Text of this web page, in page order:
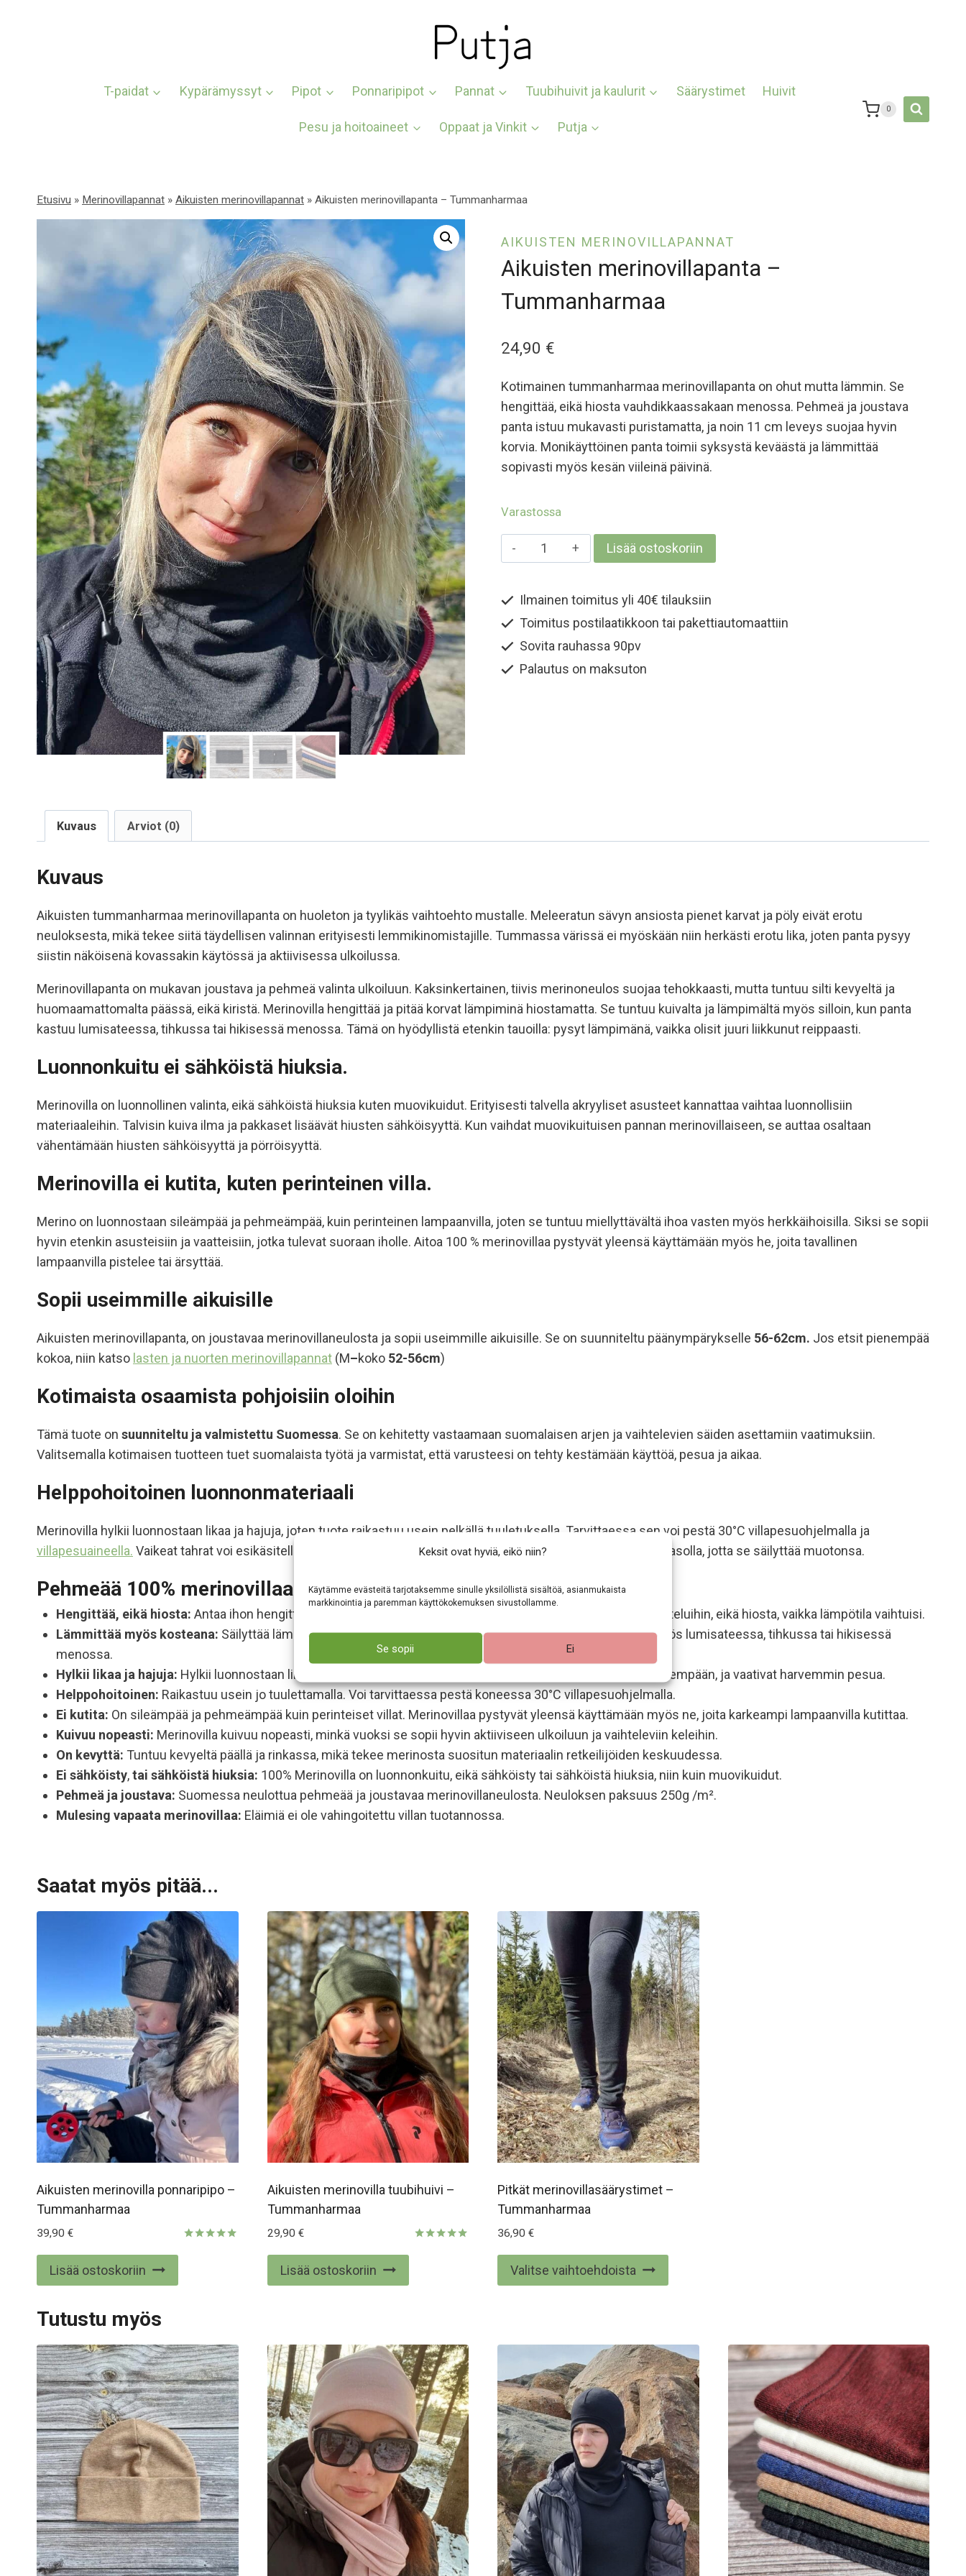
Keksit ovat hyviä, eikö niin?
Käytämme evästeitä tarjotaksemme sinulle yksilöllistä sisältöä, asianmukaista
markkinointia ja paremman käyttökokemuksen sivustollamme.
Se sopii Ei
T-paidat Kypärämyssyt Pipot Ponnaripipot Pannat Tuubihuivit ja kaulurit Säärystimet Huivit
Pesu ja hoitoaineet Oppaat ja Vinkit Putja
0
Etusivu » Merinovillapannat » Aikuisten merinovillapannat » Aikuisten merinovillapanta – Tummanharmaa
AIKUISTEN MERINOVILLAPANNAT
Aikuisten merinovillapanta –
Tummanharmaa
24,90 €
Kotimainen tummanharmaa merinovillapanta on ohut mutta lämmin. Se
hengittää, eikä hiosta vauhdikkaassakaan menossa. Pehmeä ja joustava
panta istuu mukavasti puristamatta, ja noin 11 cm leveys suojaa hyvin
korvia. Monikäyttöinen panta toimii syksystä keväästä ja lämmittää
sopivasti myös kesän viileinä päivinä.
Varastossa
Aikuisten
merinovillapanta
Tummanharmaa
määrä
Lisää ostoskoriin
Ilmainen toimitus yli 40€ tilauksiin
Toimitus postilaatikkoon tai pakettiautomaattiin
Sovita rauhassa 90pv
Palautus on maksuton
Kuvaus Arviot (0)
Kuvaus
Aikuisten tummanharmaa merinovillapanta on huoleton ja tyylikäs vaihtoehto mustalle. Meleeratun sävyn ansiosta pienet karvat ja pöly eivät erotu
neuloksesta, mikä tekee siitä täydellisen valinnan erityisesti lemmikinomistajille. Tummassa värissä ei myöskään niin herkästi erotu lika, joten panta pysyy
siistin näköisenä kovassakin käytössä ja aktiivisessa ulkoilussa.
Merinovillapanta on mukavan joustava ja pehmeä valinta ulkoiluun. Kaksinkertainen, tiivis merinoneulos suojaa tehokkaasti, mutta tuntuu silti kevyeltä ja
huomaamattomalta päässä, eikä kiristä. Merinovilla hengittää ja pitää korvat lämpiminä hiostamatta. Se tuntuu kuivalta ja lämpimältä myös silloin, kun panta
kastuu lumisateessa, tihkussa tai hikisessä menossa. Tämä on hyödyllistä etenkin tauoilla: pysyt lämpimänä, vaikka olisit juuri liikkunut reippaasti.
Luonnonkuitu ei sähköistä hiuksia.
Merinovilla on luonnollinen valinta, eikä sähköistä hiuksia kuten muovikuidut. Erityisesti talvella akryyliset asusteet kannattaa vaihtaa luonnollisiin
materiaaleihin. Talvisin kuiva ilma ja pakkaset lisäävät hiusten sähköisyyttä. Kun vaihdat muovikuituisen pannan merinovillaiseen, se auttaa osaltaan
vähentämään hiusten sähköisyyttä ja pörröisyyttä.
Merinovilla ei kutita, kuten perinteinen villa.
Merino on luonnostaan sileämpää ja pehmeämpää, kuin perinteinen lampaanvilla, joten se tuntuu miellyttävältä ihoa vasten myös herkkäihoisilla. Siksi se sopii
hyvin etenkin asusteisiin ja vaatteisiin, jotka tulevat suoraan iholle. Aitoa 100 % merinovillaa pystyvät yleensä käyttämään myös he, joita tavallinen
lampaanvilla pistelee tai ärsyttää.
Sopii useimmille aikuisille
Aikuisten merinovillapanta, on joustavaa merinovillaneulosta ja sopii useimmille aikuisille. Se on suunniteltu päänympärykselle 56-62cm. Jos etsit pienempää
kokoa, niin katso lasten ja nuorten merinovillapannat (M–koko 52-56cm)
Kotimaista osaamista pohjoisiin oloihin
Tämä tuote on suunniteltu ja valmistettu Suomessa. Se on kehitetty vastaamaan suomalaisen arjen ja vaihtelevien säiden asettamiin vaatimuksiin.
Valitsemalla kotimaisen tuotteen tuet suomalaista työtä ja varmistat, että varusteesi on tehty kestämään käyttöä, pesua ja aikaa.
Helppohoitoinen luonnonmateriaali
Merinovilla hylkii luonnostaan likaa ja hajuja, joten tuote raikastuu usein pelkällä tuuletuksella. Tarvittaessa sen voi pestä 30°C villapesuohjelmalla ja
villapesuaineella. Vaikeat tahrat voi esikäsitellä marseille‑ tai sappisaippualla. Muotoile tuote kosteana ja kuivaa tasolla, jotta se säilyttää muotonsa.
Pehmeää 100% merinovillaa
Hengittää, eikä hiosta: Antaa ihon hengittää tuntuu siksi mukavalta päällä. Merino mukautuu lämpötilan vaihteluihin, eikä hiosta, vaikka lämpötila vaihtuisi.
Lämmittää myös kosteana: Säilyttää lämpöä sitomalla ilmaa kuitujen väliin ja pitää siksi olon lämpimänä myös lumisateessa, tihkussa tai hikisessä
menossa.
Hylkii likaa ja hajuja: Hylkii luonnostaan likaa ja hajuja, siksi merinovaatteet pysyvät puhtaina ja raikkaina pidempään, ja vaativat harvemmin pesua.
Helppohoitoinen: Raikastuu usein jo tuulettamalla. Voi tarvittaessa pestä koneessa 30°C villapesuohjelmalla.
Ei kutita: On sileämpää ja pehmeämpää kuin perinteiset villat. Merinovillaa pystyvät yleensä käyttämään myös ne, joita karkeampi lampaanvilla kutittaa.
Kuivuu nopeasti: Merinovilla kuivuu nopeasti, minkä vuoksi se sopii hyvin aktiiviseen ulkoiluun ja vaihteleviin keleihin.
On kevyttä: Tuntuu kevyeltä päällä ja rinkassa, mikä tekee merinosta suositun materiaalin retkeilijöiden keskuudessa.
Ei sähköisty,tai sähköistä hiuksia: 100% Merinovilla on luonnonkuitu, eikä sähköisty tai sähköistä hiuksia, niin kuin muovikuidut.
Pehmeä ja joustava: Suomessa neulottua pehmeää ja joustavaa merinovillaneulosta. Neuloksen paksuus 250g /m².
Mulesing vapaata merinovillaa: Eläimiä ei ole vahingoitettu villan tuotannossa.
Saatat myös pitää...
Aikuisten merinovilla ponnaripipo –
Tummanharmaa
39,90 €
Lisää ostoskoriin
Aikuisten merinovilla tuubihuivi –
Tummanharmaa
29,90 €
Lisää ostoskoriin
Pitkät merinovillasäärystimet –
Tummanharmaa
36,90 €
Valitse vaihtoehdoista
tuotteella
muunnelma.
Voit
tehdä
valinnat
tuotteen
sivulla.
Tutustu myös